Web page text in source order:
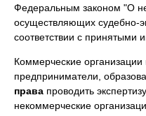
Федеральным законом "О
осуществляющих судебно-
соответствии с принятыми
Коммерческие
предприниматели,
права проводить
некоммерческие